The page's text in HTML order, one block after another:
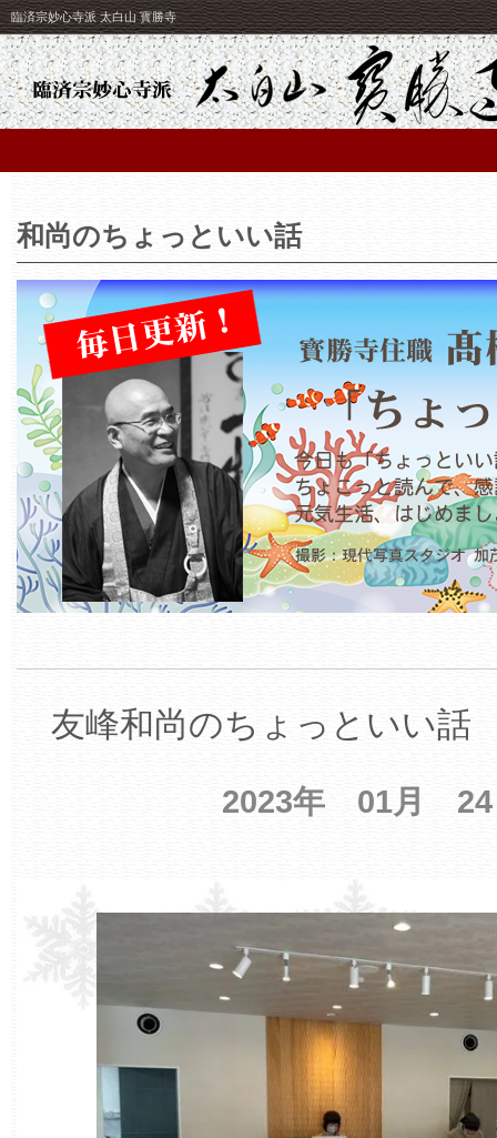
臨済宗妙心寺派 太白山 寳勝寺
和尚のちょっといい話
友峰和尚のちょっといい話
2023年 01月